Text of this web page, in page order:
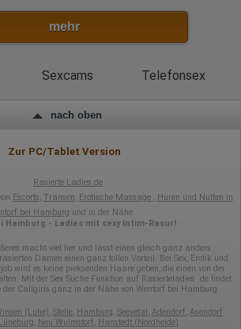
mehr
Sexcams Telefonsex
nach oben
Zur PC/Tablet Version
Rasierte Ladies.de
Escorts, Transen, Erotische Massage , Huren und Nutten in
bei Hamburg und in der Nähe
Hamburg - Ladies mit sexy Intim-Rasur!
macht viel her und lässt einen gleich ganz anders
Damen einen ganz tollen Vorteil. Bei Sex, Erotik und
wird es keine pieksenden Haare geben, die einen von der
Mit der Sex Suche Funktion auf Rasierteladies .de findet
der Callgirls ganz in der Nähe von Wentorf bei Hamburg.
(Luhe), Stelle, Hamburg, Seevetal, Adendorf, Asendorf
Lüneburg, Neu Wulmstorf, Hanstedt (Nordheide)